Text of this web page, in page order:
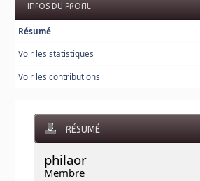
INFOS DU PROFIL
Résumé
Voir les statistiques
Voir les contributions
RÉSUMÉ
philaor
Membre